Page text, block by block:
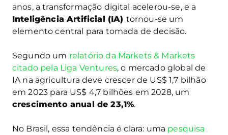
anos, a transformação digital acelerou‑se, e a
Inteligência Artificial (IA) tornou‑se um
elemento central para tomada de decisão.
Segundo um relatório da Markets & Markets
citado pela Liga Ventures, o mercado global de
IA na agricultura deve crescer de US$ 1,7 bilhão
em 2023 para US$ 4,7 bilhões em 2028, um
crescimento anual de 23,1%.
No Brasil, essa tendência é clara: uma pesquisa